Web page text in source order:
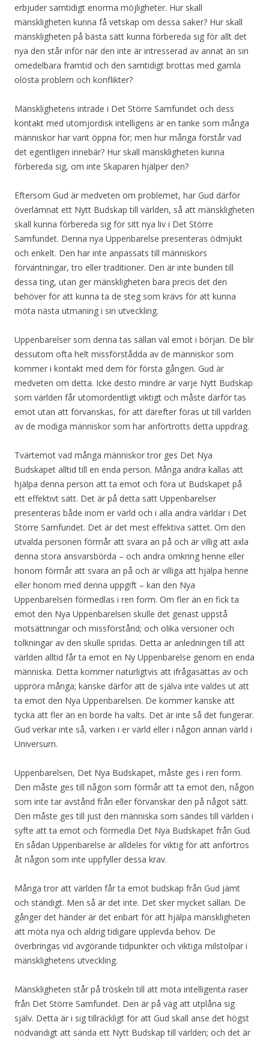
erbjuder samtidigt enorma möjligheter. Hur skall
mänskligheten kunna få vetskap om dessa saker? Hur skall
mänskligheten på bästa sätt kunna förbereda sig för allt det
nya den står inför när den inte är intresserad av annat än sin
omedelbara framtid och den samtidigt brottas med gamla
olösta problem och konflikter?
Mänsklighetens inträde i Det Större Samfundet och dess
kontakt med utomjordisk intelligens är en tanke som många
människor har varit öppna för; men hur många förstår vad
det egentligen innebär? Hur skall mänskligheten kunna
förbereda sig, om inte Skaparen hjälper den?
Eftersom Gud är medveten om problemet, har Gud därför
överlämnat ett Nytt Budskap till världen, så att mänskligheten
skall kunna förbereda sig för sitt nya liv i Det Större
Samfundet. Denna nya Uppenbarelse presenteras ödmjukt
och enkelt. Den har inte anpassats till människors
förväntningar, tro eller traditioner. Den är inte bunden till
dessa ting, utan ger mänskligheten bara precis det den
behöver för att kunna ta de steg som krävs för att kunna
möta nästa utmaning i sin utveckling.
Uppenbarelser som denna tas sällan väl emot i början. De blir
dessutom ofta helt missförstådda av de människor som
kommer i kontakt med dem för första gången. Gud är
medveten om detta. Icke desto mindre är varje Nytt Budskap
som världen får utomordentligt viktigt och måste därför tas
emot utan att förvanskas, för att därefter föras ut till världen
av de modiga människor som har anförtrotts detta uppdrag.
Tvärtemot vad många människor tror ges Det Nya
Budskapet alltid till en enda person. Många andra kallas att
hjälpa denna person att ta emot och föra ut Budskapet på
ett effektivt sätt. Det är på detta sätt Uppenbarelser
presenteras både inom er värld och i alla andra världar i Det
Större Samfundet. Det är det mest effektiva sättet. Om den
utvalda personen förmår att svara an på och är villig att axla
denna stora ansvarsbörda – och andra omkring henne eller
honom förmår att svara an på och är villiga att hjälpa henne
eller honom med denna uppgift – kan den Nya
Uppenbarelsen förmedlas i ren form. Om fler än en fick ta
emot den Nya Uppenbarelsen skulle det genast uppstå
motsättningar och missförstånd; och olika versioner och
tolkningar av den skulle spridas. Detta är anledningen till att
världen alltid får ta emot en Ny Uppenbarelse genom en enda
människa. Detta kommer naturligtvis att ifrågasättas av och
uppröra många; kanske därför att de själva inte valdes ut att
ta emot den Nya Uppenbarelsen. De kommer kanske att
tycka att fler än en borde ha valts. Det är inte så det fungerar.
Gud verkar inte så, varken i er värld eller i någon annan värld i
Universum.
Uppenbarelsen, Det Nya Budskapet, måste ges i ren form.
Den måste ges till någon som förmår att ta emot den, någon
som inte tar avstånd från eller förvanskar den på något sätt.
Den måste ges till just den människa som sändes till världen i
syfte att ta emot och förmedla Det Nya Budskapet från Gud.
En sådan Uppenbarelse är alldeles för viktig för att anförtros
åt någon som inte uppfyller dessa krav.
Många tror att världen får ta emot budskap från Gud jämt
och ständigt. Men så är det inte. Det sker mycket sällan. De
gånger det händer är det enbart för att hjälpa mänskligheten
att möta nya och aldrig tidigare upplevda behov. De
överbringas vid avgörande tidpunkter och viktiga milstolpar i
mänsklighetens utveckling.
Mänskligheten står på tröskeln till att möta intelligenta raser
från Det Större Samfundet. Den är på väg att utplåna sig
själv. Detta är i sig tillräckligt för att Gud skall anse det högst
nödvändigt att sända ett Nytt Budskap till världen; och det är